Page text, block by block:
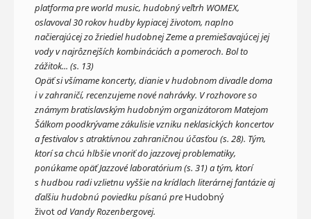
platforma pre world music, hudobný veľtrh WOMEX,
oslavoval 30 rokov hudby kypiacej životom, naplno
načierajúcej zo žriediel hudobnej Zeme a premiešavajúcej jej
vody v najrôznejších kombináciách a pomeroch. Bol to
zážitok... (s. 13)
Opäť si všímame koncerty, dianie v hudobnom divadle doma
i v zahraničí, recenzujeme nové nahrávky. V rozhovore so
známym bratislavským hudobným organizátorom Matejom
Šálkom poodkrývame zákulisie vzniku neklasických koncertov
a festivalov s atraktívnou zahraničnou účasťou (s. 28). Tým,
ktorí sa chcú hlbšie vnoriť do jazzovej problematiky,
ponúkame opäť Jazzové laboratórium (s. 31) a tým, ktorí
s hudbou radi vzlietnu vyššie na krídlach literárnej fantázie aj
ďalšiu hudobnú poviedku písanú pre Hudobný
životod Vandy Rozenbergovej.